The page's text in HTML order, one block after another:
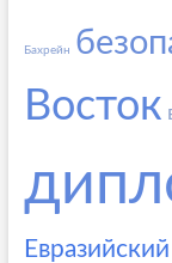
Бахрейн
Восток